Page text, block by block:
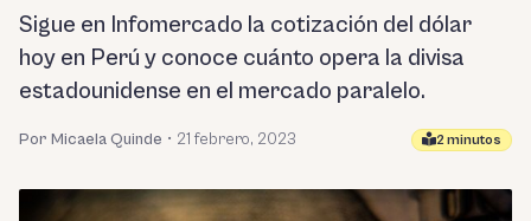
Sigue en Infomercado la cotización del dólar
hoy en Perú y conoce cuánto opera la divisa
estadounidense en el mercado paralelo.
Por Micaela Quinde • 21 febrero, 2023 2 minutos